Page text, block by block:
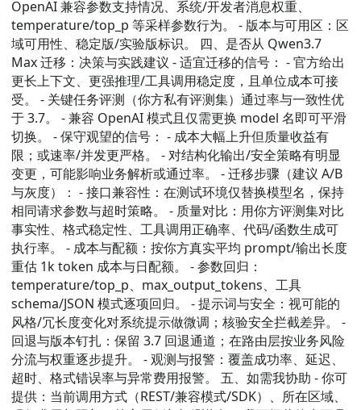
OpenAI 兼容参数支持情况、系统/开发者消息权重、
temperature/top_p 等采样参数行为。 - 版本与可用区：区
域可用性、稳定版/实验版标识。 四、是否从 Qwen3.7
Max 迁移：决策与实践建议 - 适宜迁移的信号： - 官方给出
更长上下文、更强推理/工具调用稳定度，且单位成本可接
受。 - 关键任务评测（你方私有评测集）通过率与一致性优
于 3.7。 - 兼容 OpenAI 模式且仅需更换 model 名即可平滑
切换。 - 保守观望的信号： - 成本大幅上升但质量收益有
限；或速率/并发更严格。 - 对结构化输出/安全策略有明显
变更，可能影响业务解析或通过率。 - 迁移步骤（建议 A/B
与灰度）： - 接口兼容性：在测试环境仅替换模型名，保持
相同请求参数与超时策略。 - 质量对比：用你方评测集对比
事实性、格式稳定性、工具调用正确率、代码/函数生成可
执行率。 - 成本与配额：按你方真实平均 prompt/输出长度
重估 1k token 成本与日配额。 - 参数回归：
temperature/top_p、max_output_tokens、工具
schema/JSON 模式逐项回归。 - 提示词与安全：视可能的
风格/冗长度变化对系统提示做微调；核验安全拦截差异。 -
回退与版本钉扎：保留 3.7 回退通道；在路由层按业务风险
分流与权重逐步提升。 - 观测与报警：覆盖成功率、延迟、
超时、格式错误率与异常费用报警。 五、如需我协助 - 你可
提供：当前调用方式（REST/兼容模式/SDK）、所在区域、